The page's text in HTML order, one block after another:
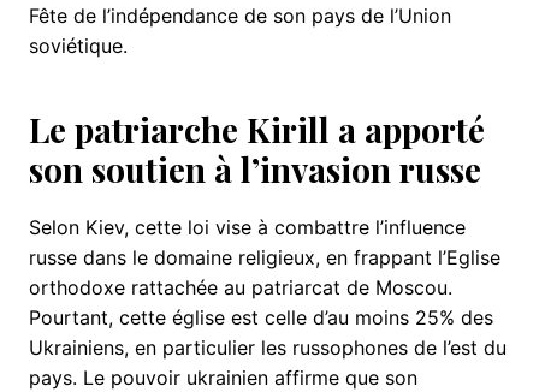
Fête de l’indépendance de son pays de l’Union
soviétique.
Le patriarche Kirill a apporté
son soutien à l’invasion russe
Selon Kiev, cette loi vise à combattre l’influence
russe dans le domaine religieux, en frappant l’Eglise
orthodoxe rattachée au patriarcat de Moscou.
Pourtant, cette église est celle d’au moins 25% des
Ukrainiens, en particulier les russophones de l’est du
pays. Le pouvoir ukrainien affirme que son